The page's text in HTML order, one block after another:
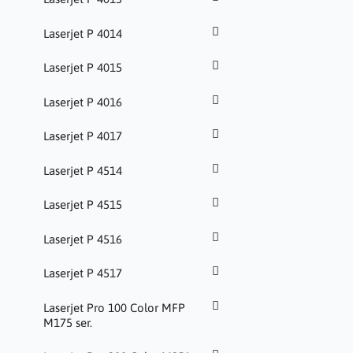
Laserjet P 4014
Laserjet P 4015
Laserjet P 4016
Laserjet P 4017
Laserjet P 4514
Laserjet P 4515
Laserjet P 4516
Laserjet P 4517
Laserjet Pro 100 Color MFP
M175 ser.